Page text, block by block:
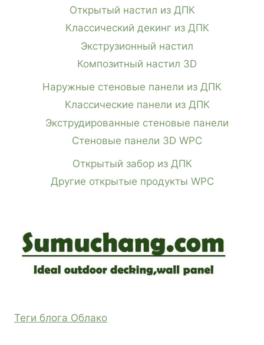
Открытый настил из ДПК
Классический декинг из ДПК
Экструзионный настил
Композитный настил 3D
Наружные стеновые панели из ДПК
Классические панели из ДПК
Экструдированные стеновые панели
Стеновые панели 3D WPC
Открытый забор из ДПК
Другие открытые продукты WPC
Теги блога Облако